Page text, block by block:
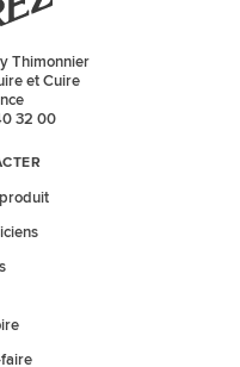
Thimonnier
et Cuire
32 00